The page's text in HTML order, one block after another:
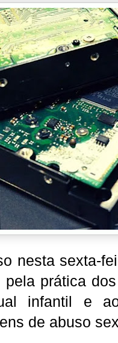
nesta sexta-
prática
infantil e
de abuso